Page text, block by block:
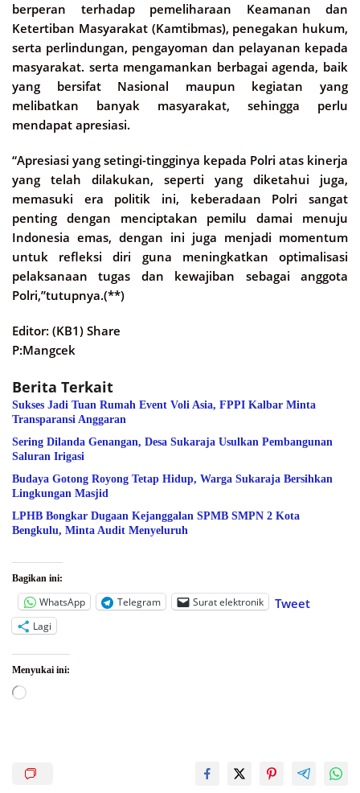
berperan terhadap pemeliharaan Keamanan dan
Ketertiban Masyarakat (Kamtibmas), penegakan hukum,
serta perlindungan, pengayoman dan pelayanan kepada
masyarakat. serta mengamankan berbagai agenda, baik
yang bersifat Nasional maupun kegiatan yang
melibatkan banyak masyarakat, sehingga perlu
mendapat apresiasi.
“Apresiasi yang setingi-tingginya kepada Polri atas kinerja
yang telah dilakukan, seperti yang diketahui juga,
memasuki era politik ini, keberadaan Polri sangat
penting dengan menciptakan pemilu damai menuju
Indonesia emas, dengan ini juga menjadi momentum
untuk refleksi diri guna meningkatkan optimalisasi
pelaksanaan tugas dan kewajiban sebagai anggota
Polri,”tutupnya.(**)
Editor: (KB1) Share
P:Mangcek
Berita Terkait
Sukses Jadi Tuan Rumah Event Voli Asia, FPPI Kalbar Minta
Transparansi Anggaran
Sering Dilanda Genangan, Desa Sukaraja Usulkan Pembangunan
Saluran Irigasi
Budaya Gotong Royong Tetap Hidup, Warga Sukaraja Bersihkan
Lingkungan Masjid
LPHB Bongkar Dugaan Kejanggalan SPMB SMPN 2 Kota
Bengkulu, Minta Audit Menyeluruh
Bagikan ini:
WhatsApp Telegram Surat elektronik Tweet
Lagi
Menyukai ini:
Memuat...